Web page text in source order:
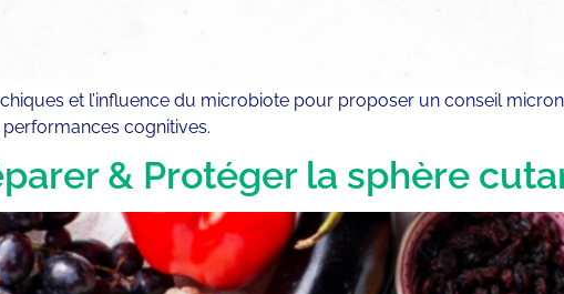
et l’influence du microbiote pour proposer un conseil
cognitives.
& Protéger la sphère